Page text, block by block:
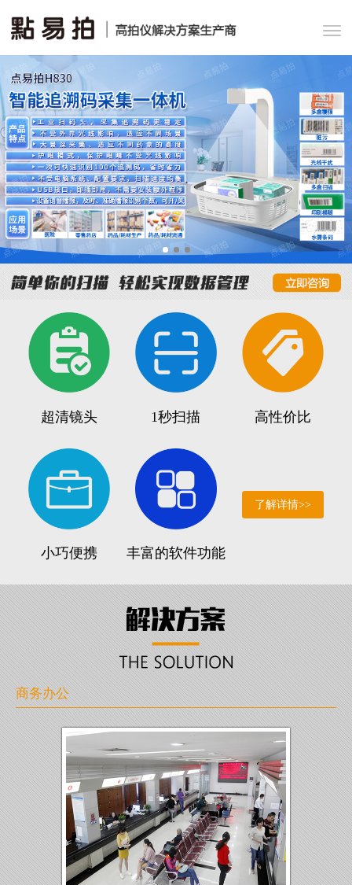
超清镜头 1秒扫描 高性价比
小巧便携 丰富的软件功能
了解详情>>
商务办公